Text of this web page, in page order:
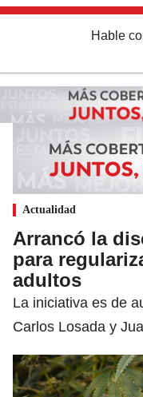
Hable
Actualidad
Arrancó la
para
adultos
La iniciativa es de
Carlos Losada y